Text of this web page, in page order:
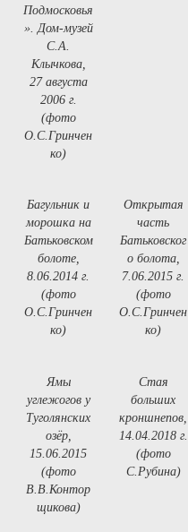
Подмосковья
». Дом-музей
С.А.
Клычкова,
27 августа
2006 г.
(фото
О.С.Гринчен
ко)
Багульник и
морошка на
Батьковском
болоте,
8.06.2014 г.
(фото
О.С.Гринчен
ко)
Открытая
часть
Батьковског
о болота,
7.06.2015 г.
(фото
О.С.Гринчен
ко)
Ямы
углежогов у
Туголянских
озёр,
15.06.2015
(фото
В.В.Контор
щикова)
Стая
больших
кроншнепов,
14.04.2018 г.
(фото
С.Рубина)